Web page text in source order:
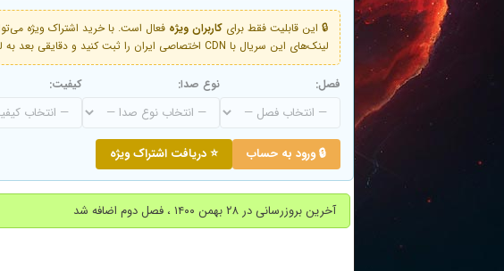
🔒 این قابلیت فقط برای کاربران ویژه
لینک‌های این سریال با CDN اختصاصی ایران را ثبت کنید و دقایقی بعد به لینک سوم آن دسترسی خواهید داشت
فصل: نوع صدا: کیفیت:
🔒 ورود به حساب ⭐ دریافت اشتراک ویژه
آخرین بروزرسانی در ۲۸ بهمن ۱۴۰۰ ، فصل دوم اضافه شد